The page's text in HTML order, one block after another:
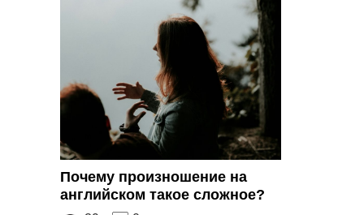
Почему произношение на
английском такое сложное?